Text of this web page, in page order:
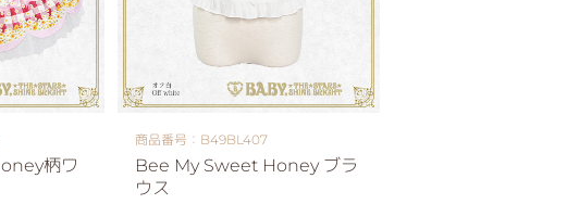
柄ワ
商品番号：B49BL407
Bee My Sweet Honey ブラ
ウス